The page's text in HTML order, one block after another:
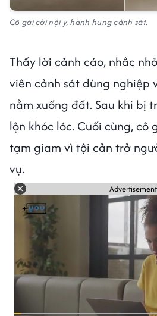
Cô gái cởi nội y, hành hung cảnh sát.
Thấy lời cảnh cáo, nhắc
viên cảnh sát dùng nghiệp
nằm xuống đất. Sau khi bị
lộn khóc lóc. Cuối cùng, cô
tạm giam vì tội cản trở
vụ.
Advertisement